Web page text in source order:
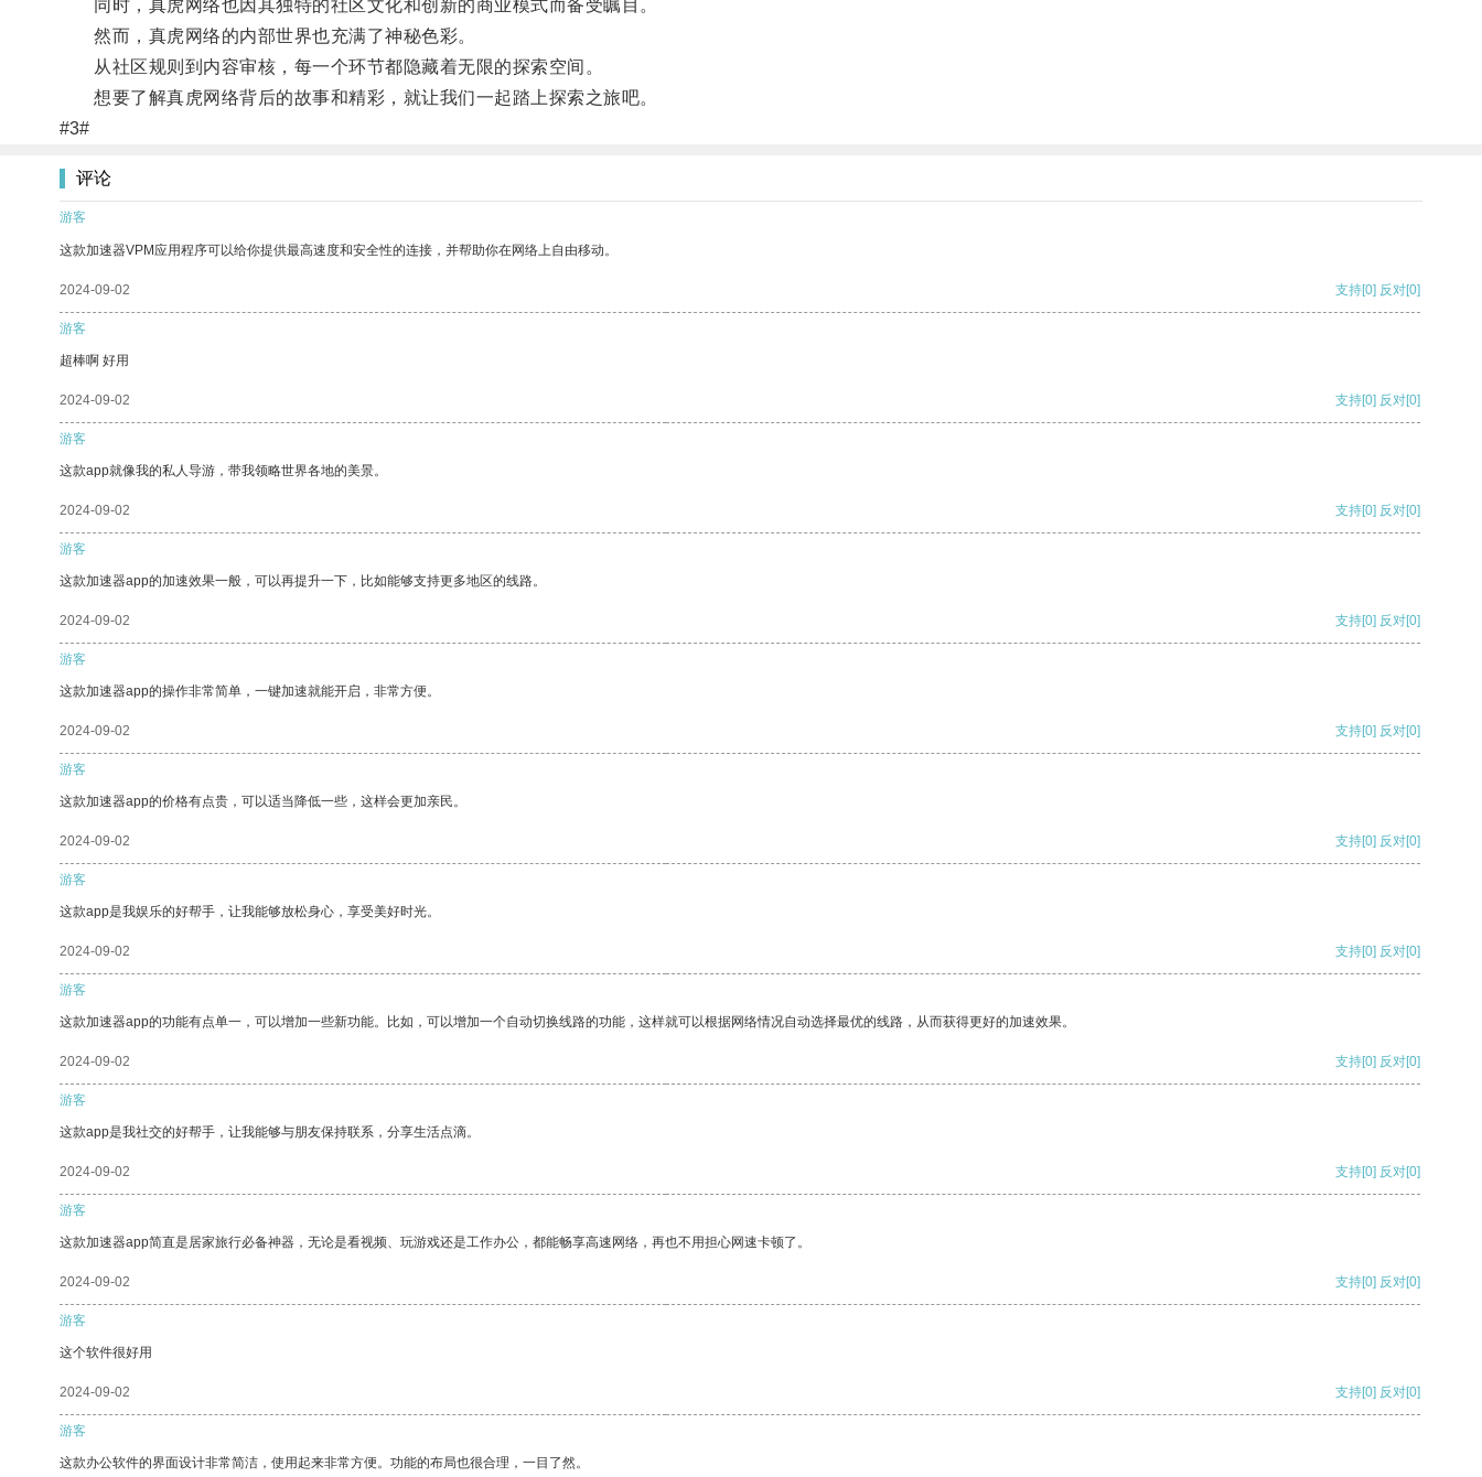
同时，真虎网络也因其独特的社区文化和创新的商业模式而备受瞩目。
然而，真虎网络的内部世界也充满了神秘色彩。
从社区规则到内容审核，每一个环节都隐藏着无限的探索空间。
想要了解真虎网络背后的故事和精彩，就让我们一起踏上探索之旅吧。
#3#
评论
游客
这款加速器VPM应用程序可以给你提供最高速度和安全性的连接，并帮助你在网络上自由移动。
2024-09-02 支持[0] 反对[0]
游客
超棒啊 好用
2024-09-02 支持[0] 反对[0]
游客
这款app就像我的私人导游，带我领略世界各地的美景。
2024-09-02 支持[0] 反对[0]
游客
这款加速器app的加速效果一般，可以再提升一下，比如能够支持更多地区的线路。
2024-09-02 支持[0] 反对[0]
游客
这款加速器app的操作非常简单，一键加速就能开启，非常方便。
2024-09-02 支持[0] 反对[0]
游客
这款加速器app的价格有点贵，可以适当降低一些，这样会更加亲民。
2024-09-02 支持[0] 反对[0]
游客
这款app是我娱乐的好帮手，让我能够放松身心，享受美好时光。
2024-09-02 支持[0] 反对[0]
游客
这款加速器app的功能有点单一，可以增加一些新功能。比如，可以增加一个自动切换线路的功能，这样就可以根据网络情况自动选择最优的线路，从而获得更好的加速效果。
2024-09-02 支持[0] 反对[0]
游客
这款app是我社交的好帮手，让我能够与朋友保持联系，分享生活点滴。
2024-09-02 支持[0] 反对[0]
游客
这款加速器app简直是居家旅行必备神器，无论是看视频、玩游戏还是工作办公，都能畅享高速网络，再也不用担心网速卡顿了。
2024-09-02 支持[0] 反对[0]
游客
这个软件很好用
2024-09-02 支持[0] 反对[0]
游客
这款办公软件的界面设计非常简洁，使用起来非常方便。功能的布局也很合理，一目了然。